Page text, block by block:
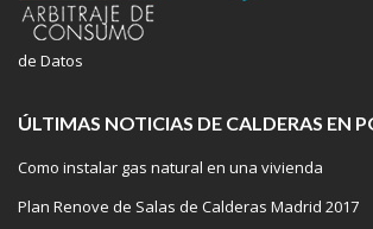
de Datos
ÚLTIMAS NOTICIAS DE CALDERAS EN
Como instalar gas natural en una vivienda
Plan Renove de Salas de Calderas Madrid 2017